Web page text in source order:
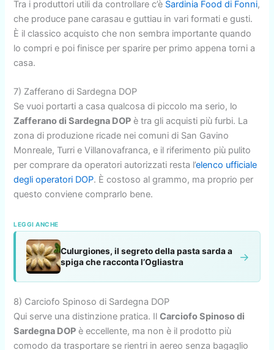
Tra i produttori utili da controllare c’è Sardinia Food di Fonni,
che produce pane carasau e guttiau in vari formati e gusti.
È il classico acquisto che non sembra importante quando
lo compri e poi finisce per sparire per primo appena torni a
casa.
7) Zafferano di Sardegna DOP
Se vuoi portarti a casa qualcosa di piccolo ma serio, lo
Zafferano di Sardegna DOP è tra gli acquisti più furbi. La
zona di produzione ricade nei comuni di San Gavino
Monreale, Turri e Villanovafranca, e il riferimento più pulito
per comprare da operatori autorizzati resta l’elenco ufficiale
degli operatori DOP. È costoso al grammo, ma proprio per
questo conviene comprarlo bene.
LEGGI ANCHE
Culurgiones, il segreto della pasta sarda a
spiga che racconta l’Ogliastra
→
8) Carciofo Spinoso di Sardegna DOP
Qui serve una distinzione pratica. IlCarciofo Spinoso di
Sardegna DOP è eccellente, ma non è il prodotto più
comodo da trasportare se rientri in aereo senza bagaglio